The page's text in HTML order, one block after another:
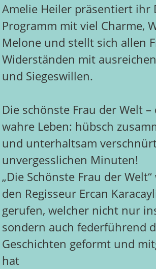
Amelie Heiler präsentiert ihr
Programm mit viel Charme,
Melone und stellt sich allen
Widerständen mit
und Siegeswillen.
Die schönste Frau der Welt –
wahre Leben: hübsch
und unterhaltsam
unvergesslichen Minuten!
„Die Schönste Frau der
den Regisseur Ercan
gerufen, welcher nicht nur
sondern auch federführend
Geschichten geformt und
hat